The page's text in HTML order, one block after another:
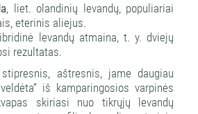
, liet. olandinių levandų, populiariai
eterinis aliejus.
levandų atmaina, t. y. dviejų
rezultatas.
aštresnis, jame daugiau
iš kamparingosios varpinės
skiriasi nuo tikrųjų levandų